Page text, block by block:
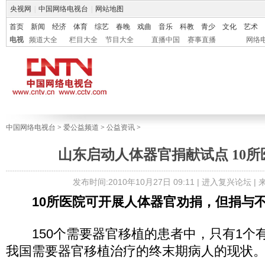
央视网 中国网络电视台 网站地图
首页 新闻 经济 体育 综艺 春晚 戏曲 音乐 科教 青少 文化
艺术
电视
频道大全 栏目大全 节目大全 直播中国 赛事直播 网络
中国网络电视台 > 爱公益频道 > 公益资讯 >
山东启动人体器官捐献试点 10
发布时间:2010年10月27日 09:11 | 进入复兴论坛|
10所医院可开展人体器官劝捐，但捐与
150个需要器官移植的患者中，只有1个
我国需要器官移植治疗的终末期病人的现状